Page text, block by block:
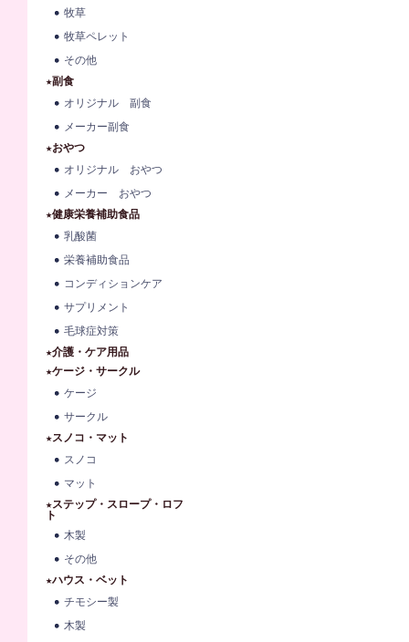
牧草
牧草ペレット
その他
★副食
オリジナル 副食
メーカー副食
★おやつ
オリジナル おやつ
メーカー おやつ
★健康栄養補助食品
乳酸菌
栄養補助食品
コンディションケア
サプリメント
毛球症対策
★介護・ケア用品
★ケージ・サークル
ケージ
サークル
★スノコ・マット
スノコ
マット
★ステップ・スロープ・ロフ
ト
木製
その他
★ハウス・ベット
チモシー製
木製